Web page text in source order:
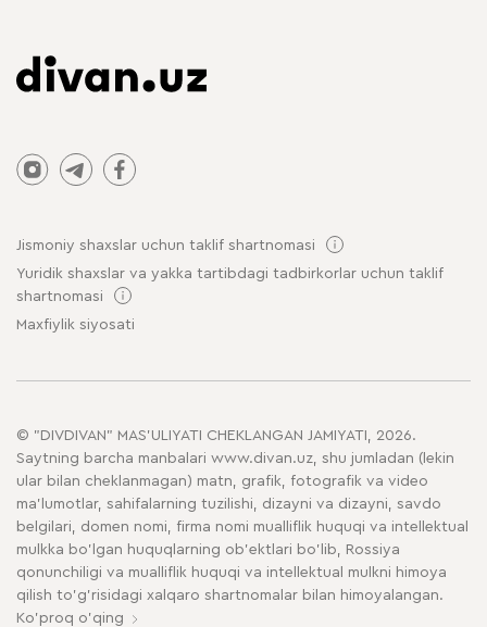
Jismoniy shaxslar uchun taklif shartnomasi
Yuridik shaxslar va yakka tartibdagi tadbirkorlar uchun taklif
shartnomasi
Maxfiylik siyosati
© "DIVDIVAN" MAS'ULIYATI CHEKLANGAN JAMIYATI, 2026.
Saytning barcha manbalari www.divan.uz, shu jumladan (lekin
ular bilan cheklanmagan) matn, grafik, fotografik va video
ma'lumotlar, sahifalarning tuzilishi, dizayni va dizayni, savdo
belgilari, domen nomi, firma nomi mualliflik huquqi va intellektual
mulkka bo'lgan huquqlarning ob'ektlari bo'lib, Rossiya
qonunchiligi va mualliflik huquqi va intellektual mulkni himoya
qilish to'g'risidagi xalqaro shartnomalar bilan himoyalangan.
Ko'proq o'qing